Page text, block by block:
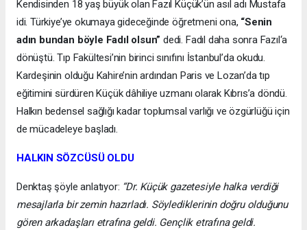
Kendisinden 18 yaş büyük olan Fazıl Küçük’ün asıl adı Mustafa
idi. Türkiye’ye okumaya gideceğinde öğretmeni ona, “Senin
adın bundan böyle Fadıl olsun” dedi. Fadıl daha sonra Fazıl‘a
dönüştü. Tıp Fakültesi’nin birinci sınıfını İstanbul’da okudu.
Kardeşinin olduğu Kahire’nin ardından Paris ve Lozan’da tıp
eğitimini sürdüren Küçük dâhiliye uzmanı olarak Kıbrıs’a döndü.
Halkın bedensel sağlığı kadar toplumsal varlığı ve özgürlüğü için
de mücadeleye başladı.
HALKIN SÖZCÜSÜ OLDU
Denktaş şöyle anlatıyor: “Dr. Küçük gazetesiyle halka verdiği
mesajlarla bir zemin hazırladı. Söylediklerinin doğru olduğunu
gören arkadaşları etrafına geldi. Gençlik etrafına geldi.